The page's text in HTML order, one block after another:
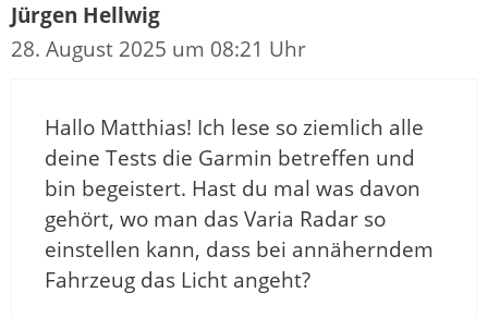
Jürgen Hellwig
28. August 2025 um 08:21 Uhr
Hallo Matthias! Ich lese so ziemlich alle
deine Tests die Garmin betreffen und
bin begeistert. Hast du mal was davon
gehört, wo man das Varia Radar so
einstellen kann, dass bei annäherndem
Fahrzeug das Licht angeht?